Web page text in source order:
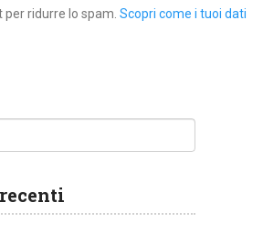
ridurre lo spam. Scopri come i tuoi dati